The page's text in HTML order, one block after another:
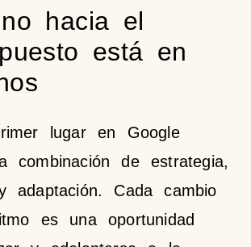
hacia el
está en
lugar en Google
combinación de estrategia,
adaptación. Cada cambio
es una oportunidad